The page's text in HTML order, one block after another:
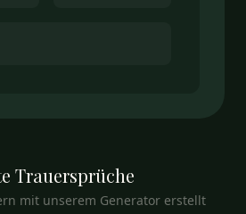
Trauersprüche
mit unserem Generator erstellt